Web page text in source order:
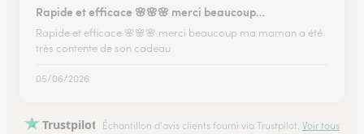
Rapide et efficace 🌸🌸🌸 merci beaucoup…
Rapide et efficace 🌸🌸🌸 merci beaucoup ma maman a été
très contente de son cadeau
05/06/2026
Trustpilot Échantillon d'avis clients fourni via Trustpilot. Voir tous